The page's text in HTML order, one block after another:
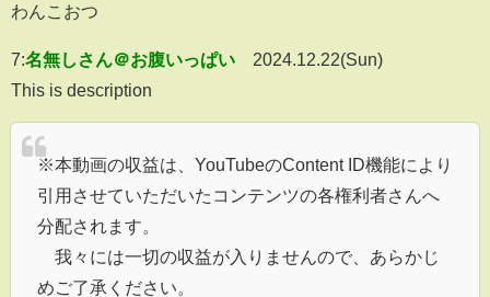
わんこおつ
7:名無しさん＠お腹いっぱい
2024.12.22(Sun)
This is description
※本動画の収益は、YouTubeのContent ID機能により
引用させていただいたコンテンツの各権利者さんへ
分配されます。
我々には一切の収益が入りませんので、あらかじ
めご了承ください。